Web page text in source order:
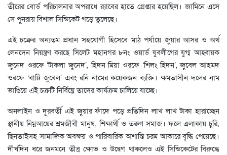
তীরের বোর্ড পরিচালনার অপরাধে র‌্যাবের হাতে গ্রেপ্তার হয়েছিল। জামিনে এসে
সে পুনরায় বিশাল সিন্ডিকেট গড়ে তুলেছে।
এই চক্রের অন্যতম প্রধান সহযোগী হিসেবে মাঠ পর্যায়ে জুয়ার আসর ও অর্থ
লেনদেন নিয়ন্ত্রণ করছে সিলেট মহানগর ৮নং ওয়ার্ড যুবলীগের যুগ্ম আহ্বায়ক
জুনেদ ওরফে ‘টাকলা জুনেদ’, হিদন মিয়া ওরফে ‘শিলং হিদন’, জুবেল আহমদ
ওরফে ‘বাট্টি জুবেল’ এবং রনি নামের কয়েকজন ব্যক্তি। ক্ষমতাসীন দলের নাম
ভাঙিয়ে এই চক্রটি নির্বিঘ্নে তাদের কার্যক্রম চালিয়ে যাচ্ছে।
অনলাইন ও দূরবর্তী এই জুয়ার ফাঁদে পড়ে প্রতিদিন লাখ লাখ টাকা হারাচ্ছেন
স্থানীয় নিম্নআয়ের শ্রমজীবী মানুষ, শিক্ষার্থী ও তরুণ সমাজ। ফলে এলাকায় চুরি,
ছিনতাইসহ সামাজিক অবক্ষয় ও পারিবারিক অশান্তি চরম আকারে বৃদ্ধি পেয়েছে।
দীর্ঘদিন ধরে জনমনে তীব্র ক্ষোভ ও উদ্বেগ থাকলেও এই সিন্ডিকেটের বিরুদ্ধে